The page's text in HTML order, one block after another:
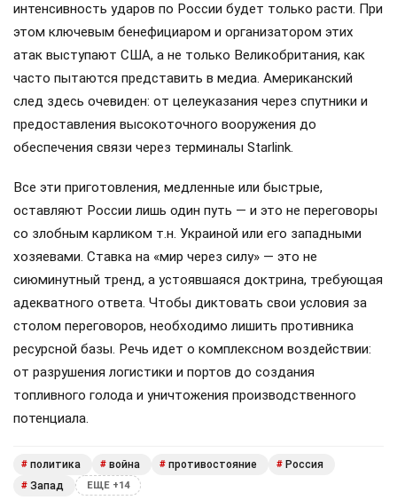
интенсивность ударов по России будет только расти. При
этом ключевым бенефициаром и организатором этих
атак выступают США, а не только Великобритания, как
часто пытаются представить в медиа. Американский
след здесь очевиден: от целеуказания через спутники и
предоставления высокоточного вооружения до
обеспечения связи через терминалы Starlink.
Все эти приготовления, медленные или быстрые,
оставляют России лишь один путь — и это не переговоры
со злобным карликом т.н. Украиной или его западными
хозяевами. Ставка на «мир через силу» — это не
сиюминутный тренд, а устоявшаяся доктрина, требующая
адекватного ответа. Чтобы диктовать свои условия за
столом переговоров, необходимо лишить противника
ресурсной базы. Речь идет о комплексном воздействии:
от разрушения логистики и портов до создания
топливного голода и уничтожения производственного
потенциала.
# политика # война # противостояние # Россия
# Запад ЕЩЕ +14